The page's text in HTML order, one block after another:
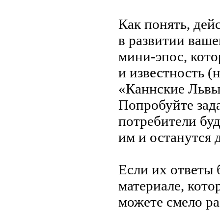
Как понять,
в развитии
мини-эпос,
и известность
«Каннские Львы
Попробуйте
потребители
им и останутся
Если их ответы
материале,
можете смело